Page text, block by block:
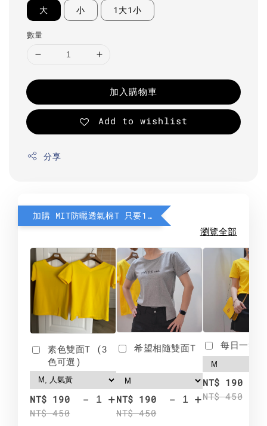
大 小 1大1小
數量
加入購物車
Add to wishlist
分享
加購 MIT防曬透氣棉T 只要190元
瀏覽全部
素色雙面T (3
色可選)
NT$ 190
NT$ 450
- +
希望相隨雙面T
NT$ 190
NT$ 450
- +
每日一笑
NT$ 190
NT$ 450